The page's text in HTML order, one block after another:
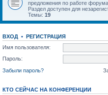
предложения по работе форума.
Раздел доступен для
Темы: 19
ВХОД • РЕГИСТРАЦИЯ
Имя пользователя:
Пароль:
Забыли пароль?
КТО СЕЙЧАС НА КОНФЕРЕНЦИИ